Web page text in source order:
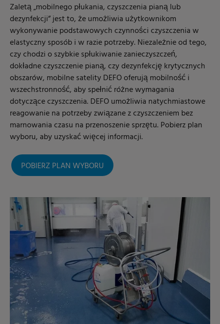
Zaletą „mobilnego płukania, czyszczenia pianą lub
dezynfekcji” jest to, że umożliwia użytkownikom
wykonywanie podstawowych czynności czyszczenia w
elastyczny sposób i w razie potrzeby. Niezależnie od tego,
czy chodzi o szybkie spłukiwanie zanieczyszczeń,
dokładne czyszczenie pianą, czy dezynfekcję krytycznych
obszarów, mobilne satelity DEFO oferują mobilność i
wszechstronność, aby spełnić różne wymagania
dotyczące czyszczenia. DEFO umożliwia natychmiastowe
reagowanie na potrzeby związane z czyszczeniem bez
marnowania czasu na przenoszenie sprzętu. Pobierz plan
wyboru, aby uzyskać więcej informacji.
POBIERZ PLAN WYBORU